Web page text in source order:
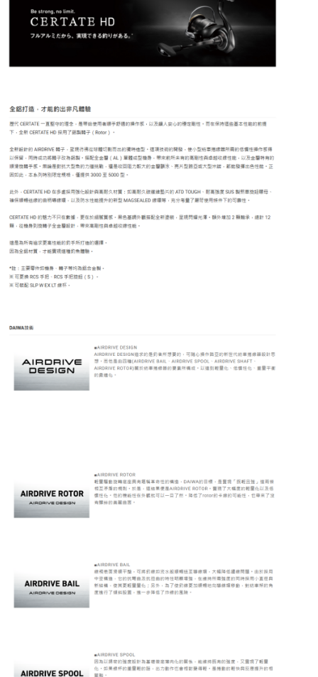
３．未成年的使用者請事先徵得法定代理人或監護人之同意方可使用
「AFTEE先享後付」，若未經同意申辦者引起之損失，本公司不負相關責
任。
４．使用「AFTEE先享後付」時，將依據個別帳號之用戶狀況，依本公司即
時審查核予不同之上限額度；若仍有額度不足之情形，本公司將視審查結果
請求用戶進行身份認證。
每筆NT$200，滿NT$2,000(含以上)免運費
貨到付款（門市自取請勿下單，請聯繫客服）
每筆NT$200，滿NT$3,000(含以上)免運費